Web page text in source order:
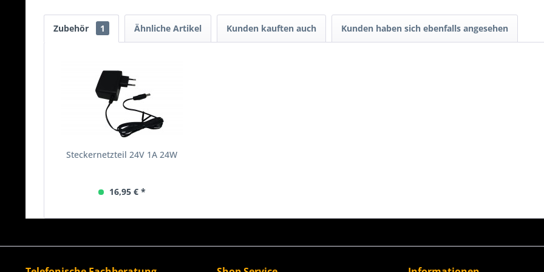
Zubehör 1 Ähnliche Artikel Kunden kauften auch Kunden haben sich ebenfalls angesehen
Steckernetzteil 24V 1A 24W
16,95 € *